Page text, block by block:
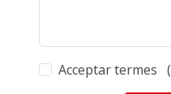
Acceptar termes (